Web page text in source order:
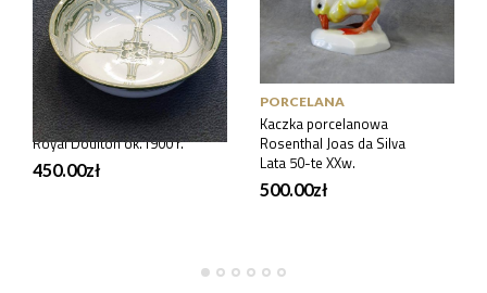
PORCELANA
Misa secesyjna Anglia,
Royal Doulton ok.1900 r.
450.00zł
PORCELANA
Kaczka porcelanowa
Rosenthal Joas da Silva
Lata 50-te XXw.
500.00zł